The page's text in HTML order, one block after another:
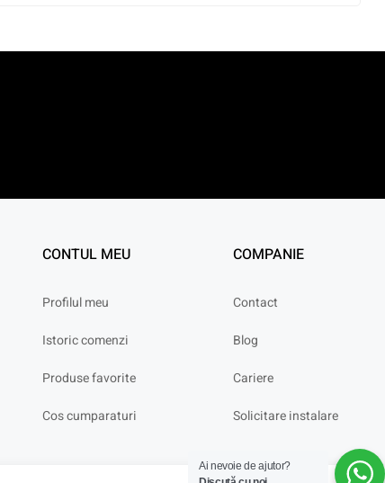
CONTUL MEU
Profilul meu
Istoric comenzi
Produse favorite
Cos cumparaturi
COMPANIE
Contact
Blog
Cariere
Solicitare instalare
Ai nevoie de ajutor?